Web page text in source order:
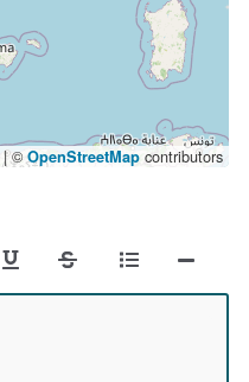
|©OpenStreetMap contributors